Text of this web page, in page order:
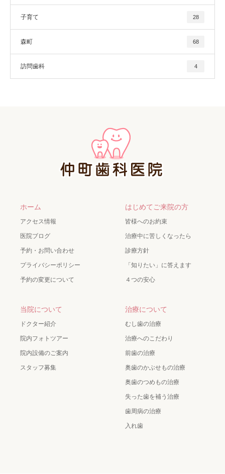
子育て 28
森町 68
訪問歯科 4
ホーム
アクセス情報
医院ブログ
予約・お問い合わせ
プライバシーポリシー
予約の変更について
はじめてご来院の方
皆様へのお約束
治療中に苦しくなったら
診療方針
「知りたい」に答えます
４つの安心
当院について
ドクター紹介
院内フォトツアー
院内設備のご案内
スタッフ募集
治療について
むし歯の治療
治療へのこだわり
前歯の治療
奥歯のかぶせもの治療
奥歯のつめもの治療
失った歯を補う治療
歯周病の治療
入れ歯